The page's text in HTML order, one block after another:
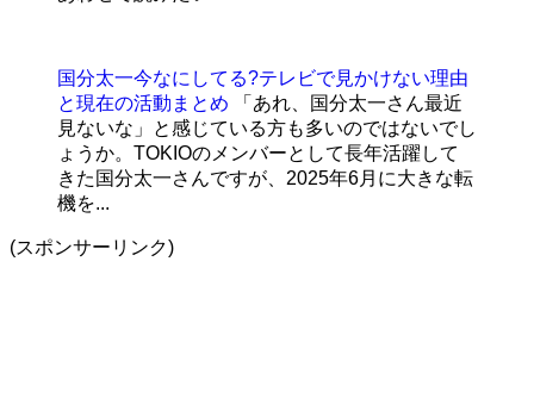
国分太一今なにしてる?テレビで見かけない理由
と現在の活動まとめ
「あれ、国分太一さん最近
見ないな」と感じている方も多いのではないでし
ょうか。TOKIOのメンバーとして長年活躍して
きた国分太一さんですが、2025年6月に大きな転
機を...
(スポンサーリンク)